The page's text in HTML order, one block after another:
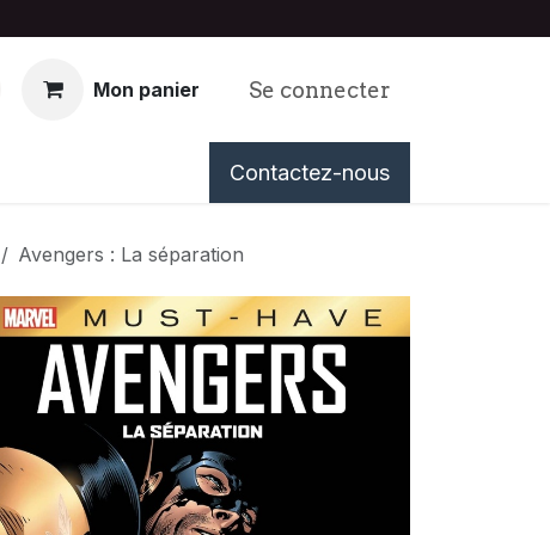
Mon panier Se connecter
Tableau de Bord
Contactez-nous
Avengers : La séparation